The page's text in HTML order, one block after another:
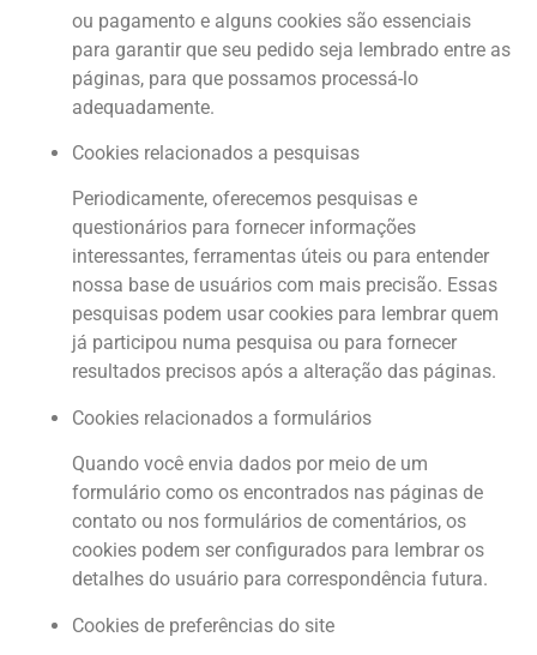
ou pagamento e alguns cookies são essenciais
para garantir que seu pedido seja lembrado entre as
páginas, para que possamos processá-lo
adequadamente.
Cookies relacionados a pesquisas
Periodicamente, oferecemos pesquisas e
questionários para fornecer informações
interessantes, ferramentas úteis ou para entender
nossa base de usuários com mais precisão. Essas
pesquisas podem usar cookies para lembrar quem
já participou numa pesquisa ou para fornecer
resultados precisos após a alteração das páginas.
Cookies relacionados a formulários
Quando você envia dados por meio de um
formulário como os encontrados nas páginas de
contato ou nos formulários de comentários, os
cookies podem ser configurados para lembrar os
detalhes do usuário para correspondência futura.
Cookies de preferências do site